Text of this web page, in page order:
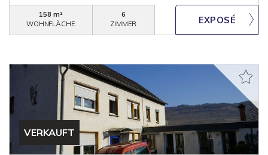
158 m²
WOHNFLÄCHE
6
ZIMMER
VERKAUFT